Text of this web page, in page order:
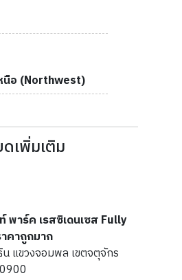
นือ (Northwest)
เพิ่มเติม
พาร์ค เรสซิเดนเซส Fully
คาถูกมาก
แขวงจอมพล เขตจตุจักร